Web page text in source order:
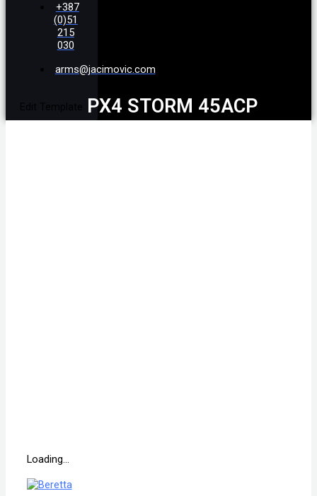
+387
(0)51
215
030
arms@jacimovic.com
Edit Template PX4 STORM 45ACP
Loading...